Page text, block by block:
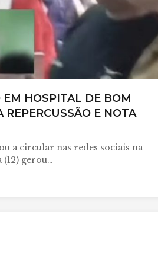
EM HOSPITAL DE BOM
REPERCUSSÃO E NOTA
a circular nas redes sociais na
gerou…